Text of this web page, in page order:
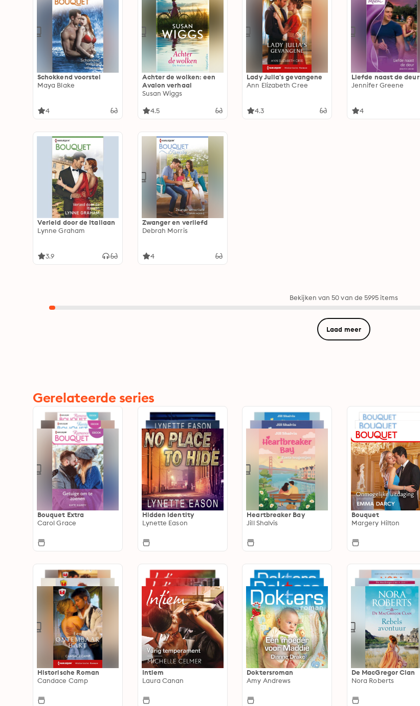
Schokkend voorstel
Maya Blake
4
Achter de wolken: een
Avalon verhaal
Susan Wiggs
4.5
Lady Julia's gevangene
Ann Elizabeth Cree
4.3
Liefde naast de deur
Jennifer Greene
4
Verleid door de Italiaan
Lynne Graham
3.9
Zwanger en verliefd
Debrah Morris
4
Bekijken van 50 van de 5995 items
Laad meer
Gerelateerde series
Bouquet Extra
Carol Grace
Hidden Identity
Lynette Eason
Heartbreaker Bay
Jill Shalvis
Bouquet
Margery Hilton
Historische Roman
Candace Camp
Intiem
Laura Canan
Doktersroman
Amy Andrews
De MacGregor Clan
Nora Roberts